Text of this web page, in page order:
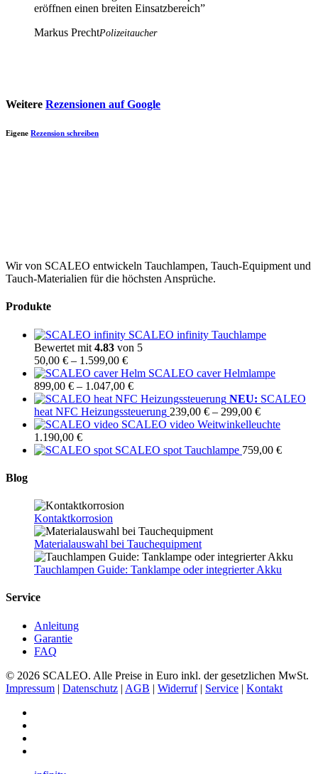
eröffnen einen breiten Einsatzbereich”
Markus PrechtPolizeitaucher
Weitere Rezensionen auf Google
Eigene Rezension schreiben
Wir von SCALEO entwickeln Tauchlampen, Tauch-Equipment und
Tauch-Materialien für die höchsten Ansprüche.
Produkte
SCALEO infinity Tauchlampe
Bewertet mit 4.83 von 5
50,00 € – 1.599,00 €Preisspanne:
50,00 €
bis
1.599,00 €
SCALEO caver Helmlampe
899,00 € – 1.047,00 €Preisspanne:
899,00 €
bis
1.047,00 €
NEU: SCALEO
heat NFC Heizungssteuerung 239,00 € – 299,00 €Preisspanne:
239,00 €
299,00 €
SCALEO video Weitwinkelleuchte
1.190,00 €
SCALEO spot Tauchlampe 759,00 €
Blog
Kontaktkorrosion
Materialauswahl bei Tauchequipment
Tauchlampen Guide: Tanklampe oder integrierter Akku
Service
Anleitung
Garantie
FAQ
© 2026 SCALEO. Alle Preise in Euro inkl. der gesetzlichen MwSt.
Impressum | Datenschutz | AGB | Widerruf| Service | Kontakt